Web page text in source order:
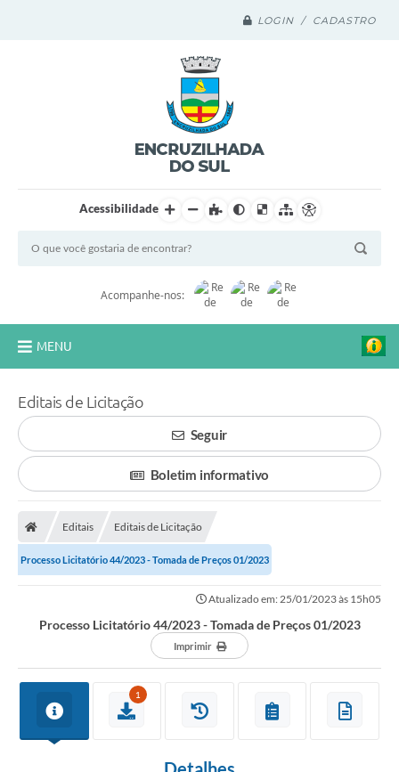
LOGIN / CADASTRO
Acessibilidade
Acompanhe-nos:
MENU
A Prefeitura
Município
Transparência
1DOC
Contratos
Ouvidoria
Editais de Licitação
Seguir
Boletim informativo
Editais Editais de Licitação
Processo Licitatório 44/2023 - Tomada de Preços 01/2023
Atualizado em: 25/01/2023 às 15h05
Processo Licitatório 44/2023 - Tomada de Preços 01/2023
Imprimir
1